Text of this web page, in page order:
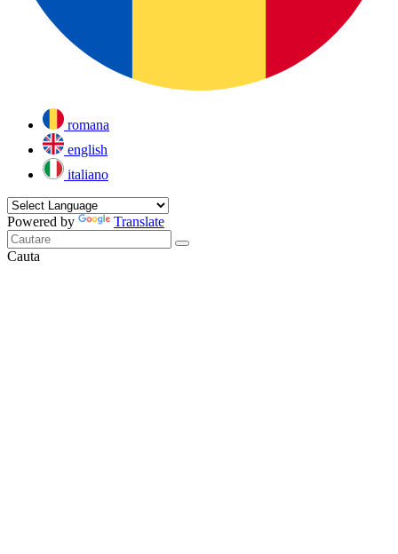
romana
english
italiano
Powered by Translate
Cauta